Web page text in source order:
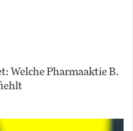
Welche Pharmaaktie B.